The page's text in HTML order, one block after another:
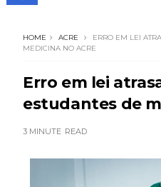
HOME ACRE
ERRO EM LEI
MEDICINA NO ACRE
Erro em lei
estudantes de
3 MINUTE READ